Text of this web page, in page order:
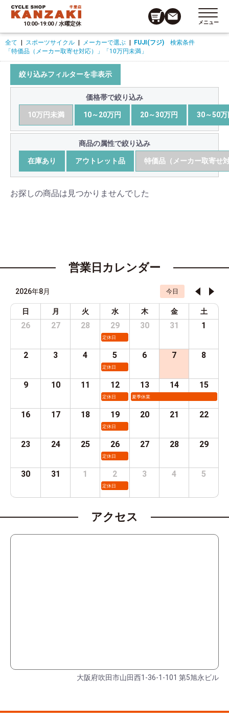
10:00-19:00 / 水曜定休 メニュー
全て スポーツサイクル メーカーで選ぶ FUJI(フジ) 検索条件
「特価品（メーカー取寄せ対応）」
「10万円未満」
絞り込みフィルターを非表示
価格帯で絞り込み
10万円未満 10～20万円 20～30万円 30～50万
商品の属性で絞り込み
在庫あり アウトレット品 特価品（メーカー取寄せ
お探しの商品は見つかりませんでした
営業日カレンダー
2026年8月 今日
日 月 火 水 木 金 土
26 27 28 29
定休日
30 31 1
2 3 4 5
定休日
6 7 8
9 10 11 12
定休日
13
夏季休業
14 15
16 17 18 19
定休日
20 21 22
23 24 25 26
定休日
27 28 29
30 31 1 2
定休日
3 4 5
アクセス
大阪府吹田市山田西1-36-1-101 第5旭永ビル